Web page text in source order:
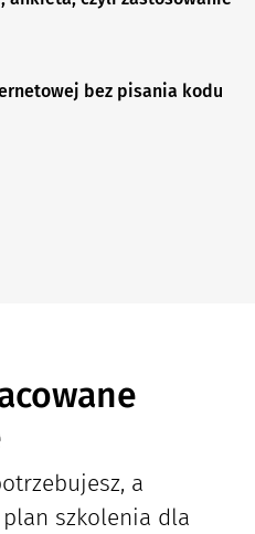
bez pisania kodu
a
szkolenia dla